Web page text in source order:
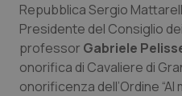
Campania
Emilia-Romagna
Car-T
Colesterolo &
Repubblica Sergio
Presidente del Consiglio
professor Gabriele
onorifica di Cavaliere di
onorificenza dell’Ordine